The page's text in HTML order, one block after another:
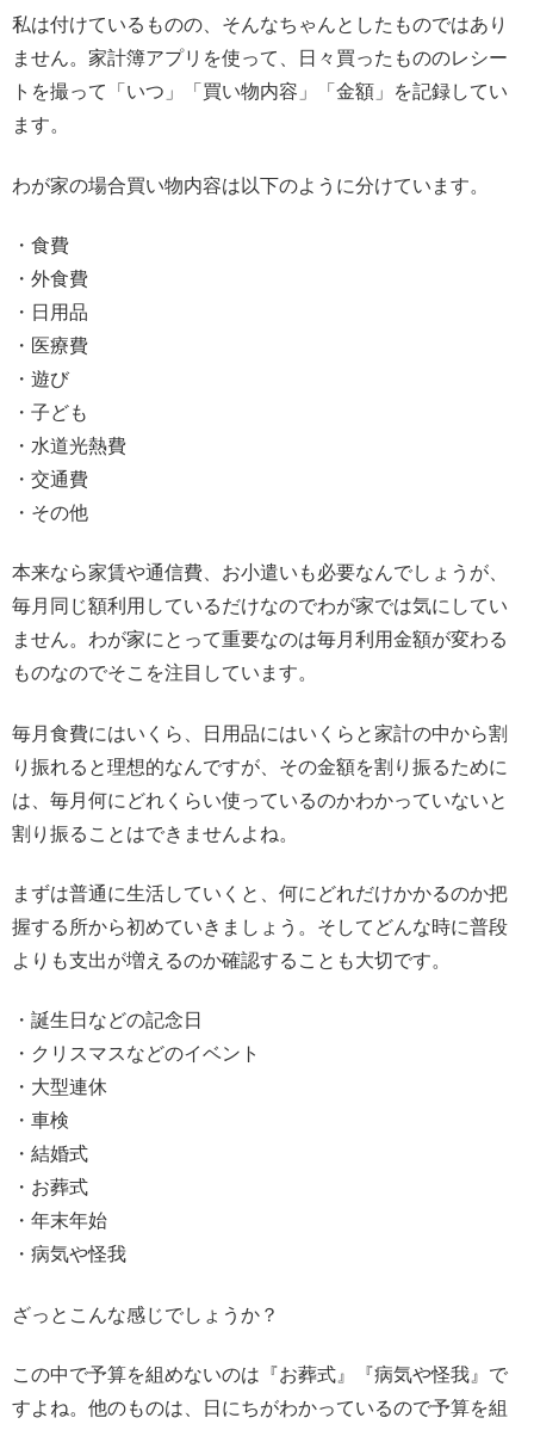
私は付けているものの、そんなちゃんとしたものではあり
ません。家計簿アプリを使って、日々買ったもののレシー
トを撮って「いつ」「買い物内容」「金額」を記録してい
ます。
わが家の場合買い物内容は以下のように分けています。
・食費
・外食費
・日用品
・医療費
・遊び
・子ども
・水道光熱費
・交通費
・その他
本来なら家賃や通信費、お小遣いも必要なんでしょうが、
毎月同じ額利用しているだけなのでわが家では気にしてい
ません。わが家にとって重要なのは毎月利用金額が変わる
ものなのでそこを注目しています。
毎月食費にはいくら、日用品にはいくらと家計の中から割
り振れると理想的なんですが、その金額を割り振るために
は、毎月何にどれくらい使っているのかわかっていないと
割り振ることはできませんよね。
まずは普通に生活していくと、何にどれだけかかるのか把
握する所から初めていきましょう。そしてどんな時に普段
よりも支出が増えるのか確認することも大切です。
・誕生日などの記念日
・クリスマスなどのイベント
・大型連休
・車検
・結婚式
・お葬式
・年末年始
・病気や怪我
ざっとこんな感じでしょうか？
この中で予算を組めないのは『お葬式』『病気や怪我』で
すよね。他のものは、日にちがわかっているので予算を組